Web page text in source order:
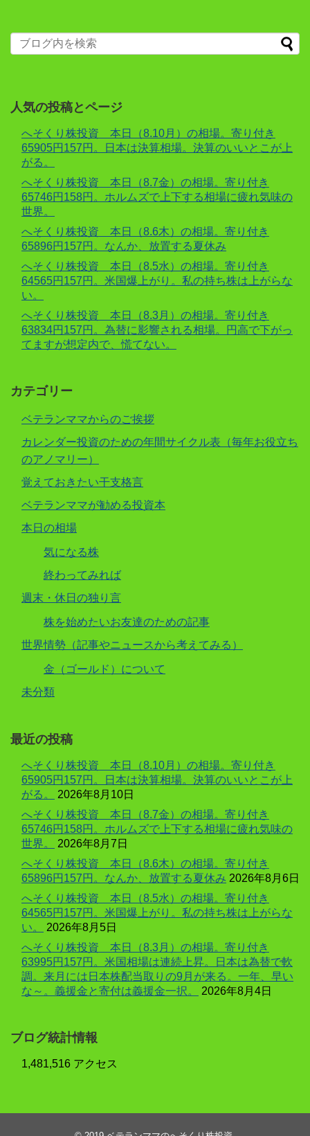
人気の投稿とページ
へそくり株投資 本日（8.10月）の相場。寄り付き
65905円157円。日本は決算相場。決算のいいとこが上
がる。
へそくり株投資 本日（8.7金）の相場。寄り付き
65746円158円。ホルムズで上下する相場に疲れ気味の
世界。
へそくり株投資 本日（8.6木）の相場。寄り付き
65896円157円。なんか、放置する夏休み
へそくり株投資 本日（8.5水）の相場。寄り付き
64565円157円。米国爆上がり。私の持ち株は上がらな
い。
へそくり株投資 本日（8.3月）の相場。寄り付き
63834円157円。為替に影響される相場。円高で下がっ
てますが想定内で、慌てない。
カテゴリー
ベテランママからのご挨拶
カレンダー投資のための年間サイクル表（毎年お役立ち
のアノマリー）
覚えておきたい干支格言
ベテランママが勧める投資本
本日の相場
気になる株
終わってみれば
週末・休日の独り言
株を始めたいお友達のための記事
世界情勢（記事やニュースから考えてみる）
金（ゴールド）について
未分類
最近の投稿
へそくり株投資 本日（8.10月）の相場。寄り付き
65905円157円。日本は決算相場。決算のいいとこが上
がる。
2026年8月10日
へそくり株投資 本日（8.7金）の相場。寄り付き
65746円158円。ホルムズで上下する相場に疲れ気味の
世界。
2026年8月7日
へそくり株投資 本日（8.6木）の相場。寄り付き
65896円157円。なんか、放置する夏休み 2026年8月6日
へそくり株投資 本日（8.5水）の相場。寄り付き
64565円157円。米国爆上がり。私の持ち株は上がらな
い。
2026年8月5日
へそくり株投資 本日（8.3月）の相場。寄り付き
63995円157円。米国相場は連続上昇。日本は為替で軟
調。来月には日本株配当取りの9月が来る。一年、早い
な～。義援金と寄付は義援金一択。
2026年8月4日
ブログ統計情報
1,481,516 アクセス